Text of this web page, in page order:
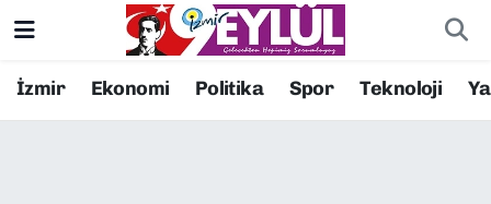
İzmir Ekonomi Politika Spor Teknoloji
Resmi İlanlar
Konak Nöbetçi Eczaneler